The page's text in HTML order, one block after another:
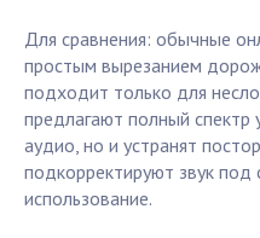
Для сравнения: обычные
простым вырезанием
подходит только для
предлагают полный спектр
аудио, но и устранят
подкорректируют звук
использование.